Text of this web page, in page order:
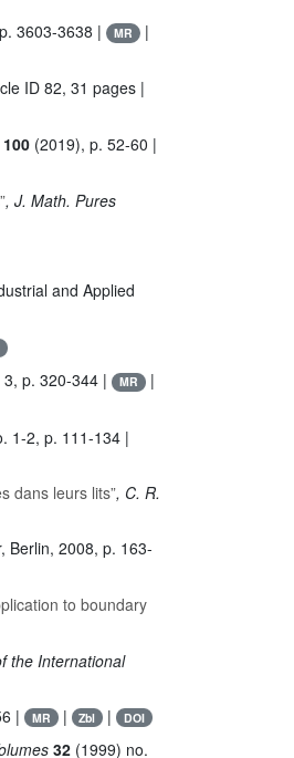
3603-3638 | MR |
ID 82, 31 pages |
100 (2019), p. 52-60 |
, J. Math. Pures
and Applied
p. 320-344 | MR |
1-2, p. 111-134 |
dans leurs lits”, C. R.
Berlin, 2008, p. 163-
to boundary
the International
| MR | Zbl | DOI
32 (1999) no.